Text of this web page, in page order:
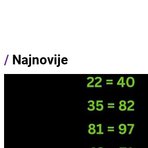
/ Najnovije